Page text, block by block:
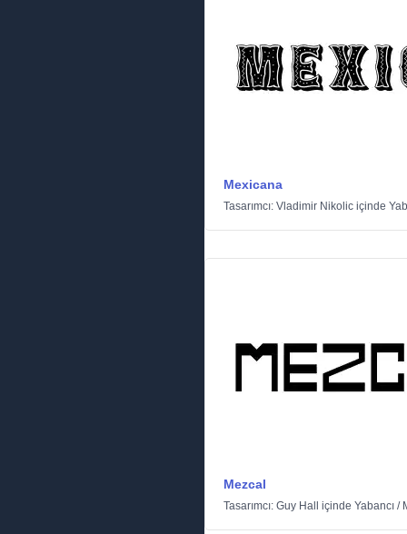
Mexicana
Tasarımcı: Vladimir Nikolic içinde
Mezcal
Tasarımcı: Guy Hall içinde Yabancı /